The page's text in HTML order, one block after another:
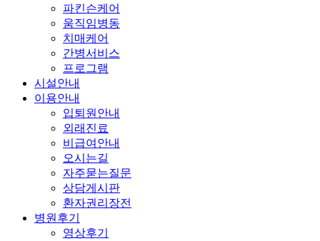
파킨슨케어
움직임병동
치매케어
간병서비스
프로그램
시설안내
이용안내
입퇴원안내
외래진료
비급여안내
오시는길
자주묻는질문
상담게시판
환자권리장전
병원후기
영상후기